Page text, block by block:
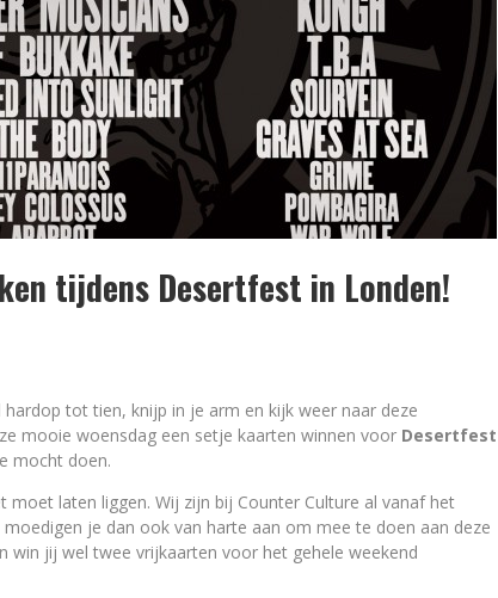
tijdens Desertfest in Londen!
tot tien, knijp in je arm en kijk weer naar deze
mooie woensdag een setje kaarten winnen voor Desertfest
mocht doen.
laten liggen. Wij zijn bij Counter Culture al vanaf het
moedigen je dan ook van harte aan om mee te doen aan deze
win jij wel twee vrijkaarten voor het gehele weekend